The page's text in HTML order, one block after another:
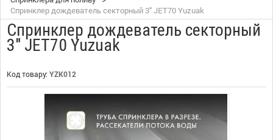
Спринклер дождеватель секторный 3" JET70 Yuzuak
Спринклер дождеватель секторный
3" JET70 Yuzuak
Код товару: YZK012